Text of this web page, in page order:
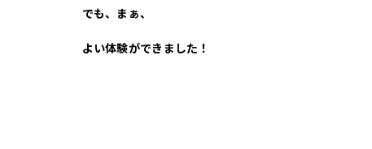
でも、まぁ、
よい体験ができました！